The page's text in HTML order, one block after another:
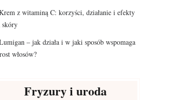
z witaminą C: korzyści, działanie i efekty
skóry
– jak działa i w jaki sposób wspomaga
włosów?
Fryzury i uroda